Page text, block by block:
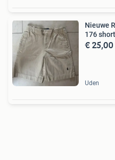
Nieuwe
176
€ 25,00
Uden